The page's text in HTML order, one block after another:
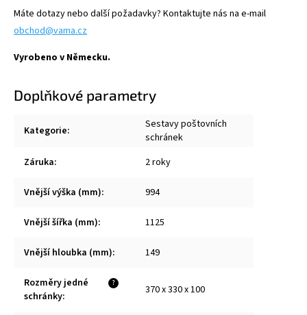
Máte dotazy nebo další požadavky? Kontaktujte nás na e-mail
obchod@vama.cz
Vyrobeno v Německu.
Doplňkové parametry
Kategorie:
Sestavy poštovních
schránek
Záruka: 2 roky
Vnější výška (mm): 994
Vnější šířka (mm): 1125
Vnější hloubka (mm): 149
?
Rozměry jedné
schránky: 370 x 330 x 100